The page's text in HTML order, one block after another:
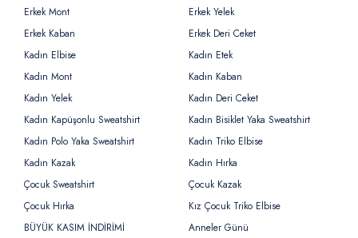
Erkek Mont
Erkek Yelek
Erkek Kaban
Erkek Deri Ceket
Kadın Elbise
Kadın Etek
Kadın Mont
Kadın Kaban
Kadın Yelek
Kadın Deri Ceket
Kadın Kapüşonlu Sweatshirt
Kadın Bisiklet Yaka Sweatshirt
Kadın Polo Yaka Sweatshirt
Kadın Triko Elbise
Kadın Kazak
Kadın Hırka
Çocuk Sweatshirt
Çocuk Kazak
Çocuk Hırka
Kız Çocuk Triko Elbise
BÜYÜK KASIM İNDİRİMİ
Anneler Günü